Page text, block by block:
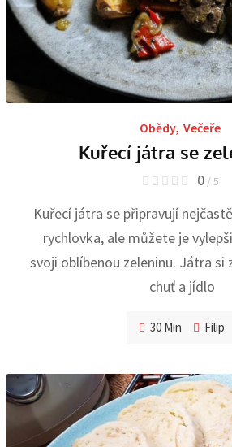
Obědy, Večeře
Kuřecí játra se
0 / 5
Kuřecí játra se připravují
rychlovka, ale můžete je
svoji oblíbenou zeleninu. Játra si
chuť a jídlo
30 Min Filip